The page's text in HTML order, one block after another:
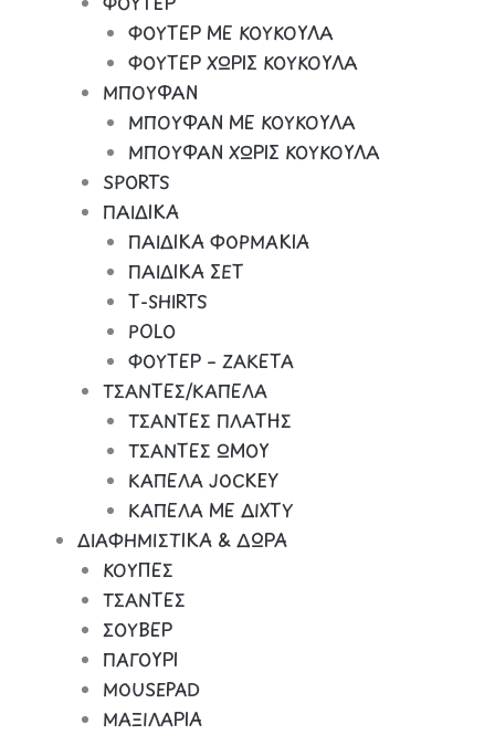
ΦΟΥΤΕΡ ΜΕ ΚΟΥΚΟΥΛΑ
ΦΟΥΤΕΡ ΧΩΡΙΣ ΚΟΥΚΟΥΛΑ
ΜΠΟΥΦΑΝ
ΜΠΟΥΦΑΝ ΜΕ ΚΟΥΚΟΥΛΑ
ΜΠΟΥΦΑΝ ΧΩΡΙΣ ΚΟΥΚΟΥΛΑ
SPORTS
ΠΑΙΔΙΚΑ
ΠΑΙΔΙΚΑ ΦΟΡΜΑΚΙΑ
ΠΑΙΔΙΚΑ ΣΕΤ
Τ-SHIRTS
POLO
ΦΟΥΤΕΡ – ΖΑΚΕΤΑ
ΤΣΑΝΤΕΣ/ΚΑΠΕΛΑ
ΤΣΑΝΤΕΣ ΠΛΑΤΗΣ
ΤΣΑΝΤΕΣ ΩΜΟΥ
ΚΑΠΕΛΑ JOCKEY
ΚΑΠΕΛΑ ΜΕ ΔΙΧΤΥ
ΔΙΑΦΗΜΙΣΤΙΚΑ & ΔΩΡΑ
ΚΟΥΠΕΣ
ΤΣΑΝΤΕΣ
ΣΟΥΒΕΡ
ΠΑΓΟΥΡΙ
MOUSEPAD
ΜΑΞΙΛΑΡΙΑ